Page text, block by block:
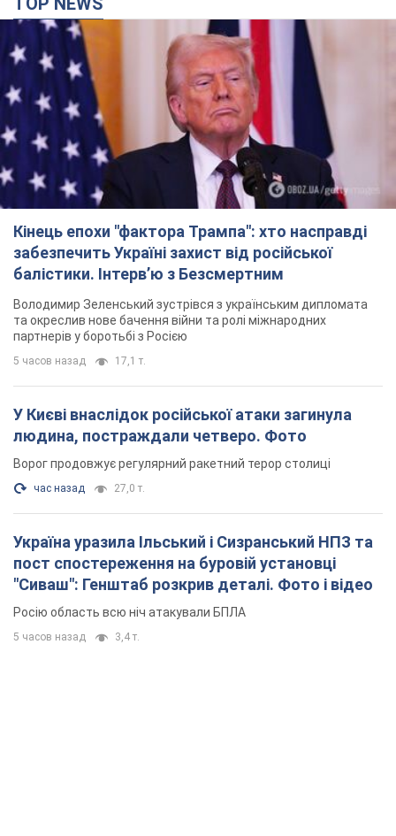
Кінець епохи "фактора Трампа": хто насправді
забезпечить Україні захист від російської
балістики. Інтерв’ю з Безсмертним
Володимир Зеленський зустрівся з українським дипломата
та окреслив нове бачення війни та ролі міжнародних
партнерів у боротьбі з Росією
5 часов назад 17,1 т.
У Києві внаслідок російської атаки загинула
людина, постраждали четверо. Фото
Ворог продовжує регулярний ракетний терор столиці
час назад 27,0 т.
Україна уразила Ільський і Сизранський НПЗ та
пост спостереження на буровій установці
"Сиваш": Генштаб розкрив деталі. Фото і відео
Росію область всю ніч атакували БПЛА
5 часов назад 3,4 т.